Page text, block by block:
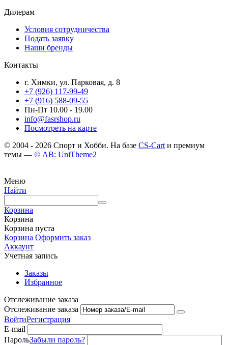
Дилерам
Условия сотрудничества
Подать заявку
Наши бренды
Контакты
г. Химки, ул. Парковая, д. 8
+7 (926) 117-99-49
+7 (916) 588-09-55
Пн-Пт 10.00 - 19.00
info@fasrshop.ru
Посмотреть на карте
© 2004 - 2026 Спорт и Хобби. На базе CS-Cart и премиум
темы — © AB: UniTheme2
Меню
Найти
Корзина
Корзина
Корзина пуста
Корзина Оформить заказ
Аккаунт
Учетная запись
Заказы
Избранное
Отслеживание заказа
Отслеживание заказа
ВойтиРегистрация
E-mail
ПарольЗабыли пароль?